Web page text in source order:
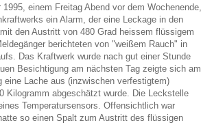
einem Freitag Abend vor dem Wochenende,
ein Alarm, der eine Leckage in den
den Austritt von 480 Grad heissem flüssigem
berichteten von "weißem Rauch" in
Das Kraftwerk wurde nach gut einer Stunde
Besichtigung am nächsten Tag zeigte sich am
eine Lache aus (inzwischen verfestigtem)
Kilogramm abgeschätzt wurde. Die Leckstelle
Temperatursensors. Offensichtlich war
so einen Spalt zum Austritt des flüssigen